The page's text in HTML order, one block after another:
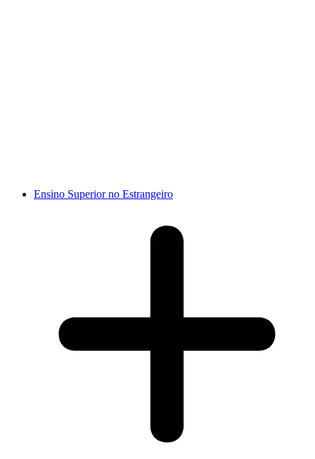
Ensino Superior no Estrangeiro